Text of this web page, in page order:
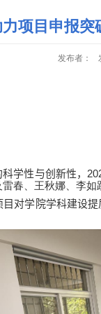
项目申报
发布者：
学性与创新性，
春、王秋娜、李
对学院学科建设